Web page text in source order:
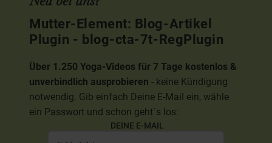
Mutter-Element: Blog-Artikel
Plugin - blog-cta-7t-RegPlugin
Über 1.250 Yoga-Videos für 7 Tage kostenlos &
unverbindlich ausprobieren - keine Kündigung
notwendig. Gib einfach Deine E-Mail ein, wähle
ein Passwort und schon geht`s los:
DEINE E-MAIL